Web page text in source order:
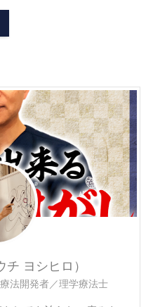
ヨシヒロ）
法開発者／理学療法士